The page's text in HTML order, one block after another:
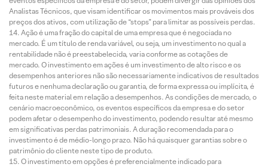
Analistas Técnicos, que visam identificar os movimentos mais prováveis dos
preços dos ativos, com utilização de “stops” para limitar as possíveis perdas.
Ação é uma fração do capital de uma empresa que é negociada no
mercado. É um título de renda variável, ou seja, um investimento no qual a
rentabilidade não é preestabelecida, varia conforme as cotações de
mercado. O investimento em ações é um investimento de alto risco e os
desempenhos anteriores não são necessariamente indicativos de resultados
futuros e nenhuma declaração ou garantia, de forma expressa ou implícita, é
feita neste material em relação a desempenhos. As condições de mercado, o
cenário macroeconômico, os eventos específicos da empresa e do setor
podem afetar o desempenho do investimento, podendo resultar até mesmo
em significativas perdas patrimoniais. A duração recomendada para o
investimento é de médio-longo prazo. Não há quaisquer garantias sobre o
patrimônio do cliente neste tipo de produto.
O investimento em opções é preferencialmente indicado para